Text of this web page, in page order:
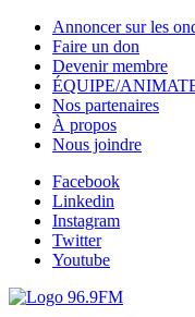
Annoncer sur les
Faire un don
Devenir membre
ÉQUIPE/
Nos partenaires
À propos
Nous joindre
Facebook
Linkedin
Instagram
Twitter
Youtube